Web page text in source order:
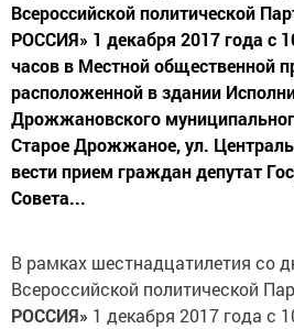
Всероссийской политической
РОССИЯ» 1 декабря 2017 года с
часов в Местной общественной
расположенной в здании
Дрожжановского
Старое Дрожжаное, ул.
вести прием граждан депутат
Совета...
В рамках шестнадцатилетия со
Всероссийской политической
РОССИЯ» 1 декабря 2017 года с